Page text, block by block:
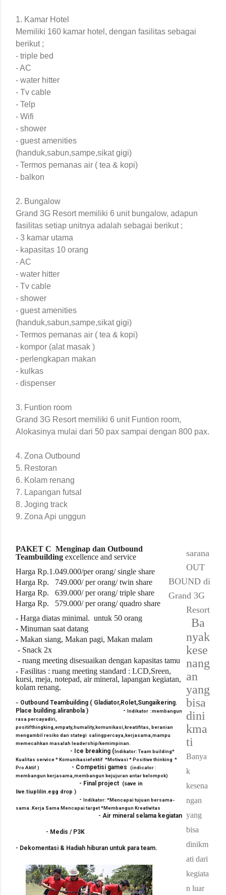
1. Kamar Hotel
Memiliki 160 kamar hotel, dengan fasilitas sebagai
berikut ;
- triple bed
- AC
- water hitter
- Tv cable
- Telp
- Wifi
- shower
- guest amenities
(handuk,sabun,sampe,sikat gigi)
- Termos pemanas air ( tea & kopi)
- balkon
2. Bungalow
Grand 3G Resort memiliki 6 unit bungalow, adapun
fasilitas setiap unitnya adalah sebagai berikut ;
- 3 kamar utama
- kapasitas 10 orang
- AC
- water hitter
- Tv cable
- shower
- guest amenities
(handuk,sabun,sampe,sikat gigi)
- Termos pemanas air ( tea & kopi)
- kompor (alat masak )
- perlengkapan makan
- kulkas
- dispenser
3. Funtion room
Grand 3G Resort memiliki 6 unit Funtion room,
Alokasinya mulai dari 50 pax sampai dengan 800 pax.
4. Zona Outbound
5. Restoran
6. Kolam renang
7. Lapangan futsal
8. Joging track
9. Zona Api unggun
PAKET C Menginap dan Outbound
Teambuilding excellence and service
Harga Rp.1.049.000/per orang/ single share
Harga Rp. 749.000/ per orang/ twin share
Harga Rp. 639.000/ per orang/ triple share
Harga Rp. 579.000/ per orang/ quadro share
- Harga diatas minimal. untuk 50 orang
- Minuman saat datang
- Makan siang, Makan pagi, Makan malam
- Snack 2x
- ruang meeting disesuaikan dengan kapasitas tamu
- Fasilitas : ruang meeting standard : LCD,Sreen,
kursi, meja, notepad, air mineral, lapangan kegiatan,
kolam renang.
- Outbound Teambuilding ( Gladiator,Rolet,Sungaikering.
Place bui ld ing.al iranbola ) - Indikator :membangun
rasa percayadiri,
positifthingking,empaty,humality,komunikasi,kreatifitas, beranian
mengambil resiko dan stategi salingpercaya,kerjasama,mampu
memecahkan masalah leadership/kemimpinan.
- Ice breaking (Indikator: Team building*
Kualitas service * Komunikasiefektif *Motivasi * Positive thinking *
Pro Aktif ) - Competisi games
(indicator :
membangun kerjasama,membangun kejujuran antar kelompok)
- Final project (save in
live.tiuplilin.egg drop )
- Indikator: *Mencapai tujuan bersama-
sama .Kerja Sama Mencapai target *Membangun Kreativitas
- Air mineral selama kegiatan
- Medis / P3K
- Dekomentasi & Hadiah hiburan untuk para team.
sarana
OUT
BOUND di
Grand 3G
Resort
Ba
nyak
kese
nang
an
yang
bisa
dini
kma
ti
Banya
k
kesena
ngan
yang
bisa
dinikm
ati dari
kegiata
n luar